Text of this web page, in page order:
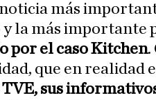
más
y la más importante
por el caso Kitchen.
que en realidad
TVE, sus